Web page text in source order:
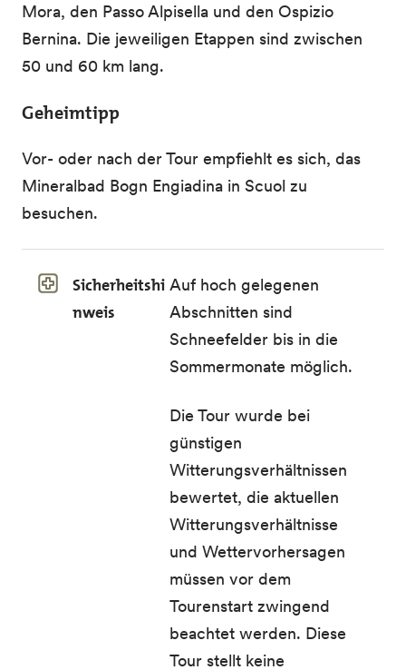
Mora, den Passo Alpisella und den Ospizio
Bernina. Die jeweiligen Etappen sind zwischen
50 und 60 km lang.
Geheimtipp
Vor- oder nach der Tour empfiehlt es sich, das
Mineralbad Bogn Engiadina in Scuol zu
besuchen.
Sicherheitshi
nweis
Auf hoch gelegenen
Abschnitten sind
Schneefelder bis in die
Sommermonate möglich.
Die Tour wurde bei
günstigen
Witterungsverhältnissen
bewertet, die aktuellen
Witterungsverhältnisse
und Wettervorhersagen
müssen vor dem
Tourenstart zwingend
beachtet werden. Diese
Tour stellt keine